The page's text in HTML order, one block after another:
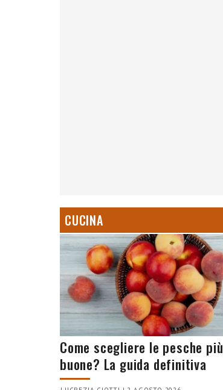
CUCINA
Come scegliere le pesche più
buone? La guida definitiva